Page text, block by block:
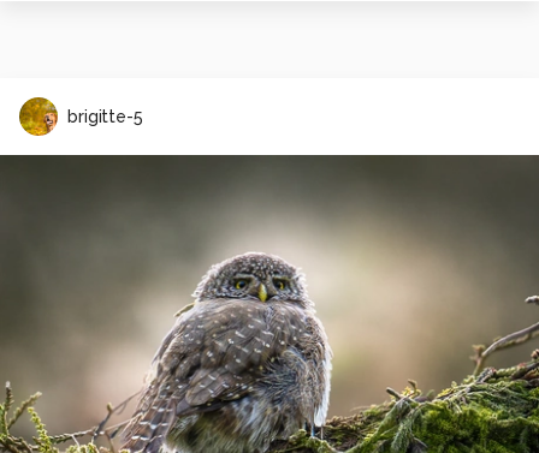
brigitte-5